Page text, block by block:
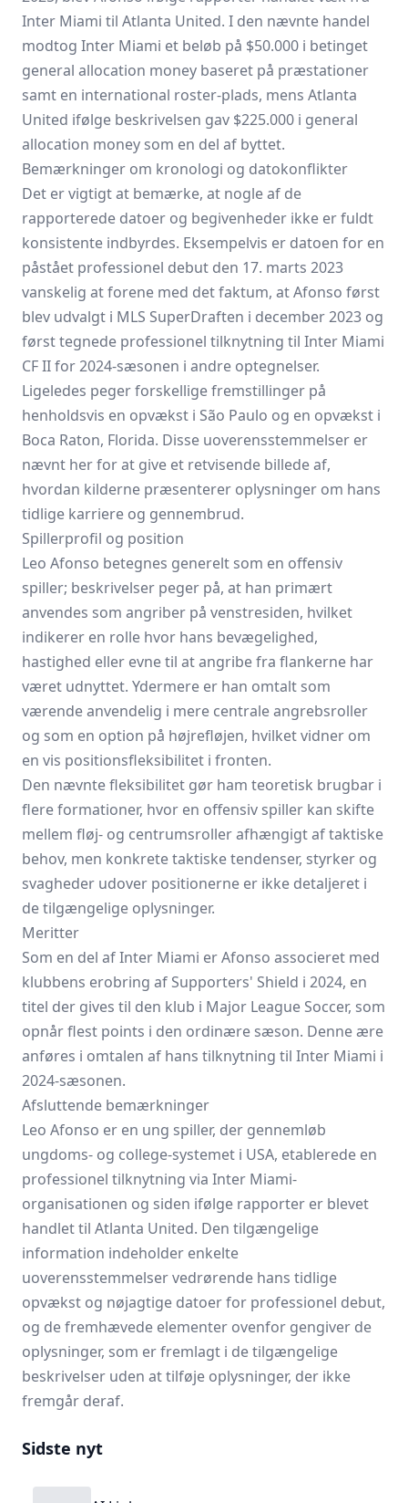
Inter Miami til Atlanta United. I den nævnte handel
modtog Inter Miami et beløb på $50.000 i betinget
general allocation money baseret på præstationer
samt en international roster-plads, mens Atlanta
United ifølge beskrivelsen gav $225.000 i general
allocation money som en del af byttet.
Bemærkninger om kronologi og datokonflikter
Det er vigtigt at bemærke, at nogle af de
rapporterede datoer og begivenheder ikke er fuldt
konsistente indbyrdes. Eksempelvis er datoen for en
påstået professionel debut den 17. marts 2023
vanskelig at forene med det faktum, at Afonso først
blev udvalgt i MLS SuperDraften i december 2023 og
først tegnede professionel tilknytning til Inter Miami
CF II for 2024-sæsonen i andre optegnelser.
Ligeledes peger forskellige fremstillinger på
henholdsvis en opvækst i São Paulo og en opvækst i
Boca Raton, Florida. Disse uoverensstemmelser er
nævnt her for at give et retvisende billede af,
hvordan kilderne præsenterer oplysninger om hans
tidlige karriere og gennembrud.
Spillerprofil og position
Leo Afonso betegnes generelt som en offensiv
spiller; beskrivelser peger på, at han primært
anvendes som angriber på venstresiden, hvilket
indikerer en rolle hvor hans bevægelighed,
hastighed eller evne til at angribe fra flankerne har
været udnyttet. Ydermere er han omtalt som
værende anvendelig i mere centrale angrebsroller
og som en option på højrefløjen, hvilket vidner om
en vis positionsfleksibilitet i fronten.
Den nævnte fleksibilitet gør ham teoretisk brugbar i
flere formationer, hvor en offensiv spiller kan skifte
mellem fløj- og centrumsroller afhængigt af taktiske
behov, men konkrete taktiske tendenser, styrker og
svagheder udover positionerne er ikke detaljeret i
de tilgængelige oplysninger.
Meritter
Som en del af Inter Miami er Afonso associeret med
klubbens erobring af Supporters' Shield i 2024, en
titel der gives til den klub i Major League Soccer, som
opnår flest points i den ordinære sæson. Denne ære
anføres i omtalen af hans tilknytning til Inter Miami i
2024-sæsonen.
Afsluttende bemærkninger
Leo Afonso er en ung spiller, der gennemløb
ungdoms- og college-systemet i USA, etablerede en
professionel tilknytning via Inter Miami-
organisationen og siden ifølge rapporter er blevet
handlet til Atlanta United. Den tilgængelige
information indeholder enkelte
uoverensstemmelser vedrørende hans tidlige
opvækst og nøjagtige datoer for professionel debut,
og de fremhævede elementer ovenfor gengiver de
oplysninger, som er fremlagt i de tilgængelige
beskrivelser uden at tilføje oplysninger, der ikke
fremgår deraf.
Sidste nyt